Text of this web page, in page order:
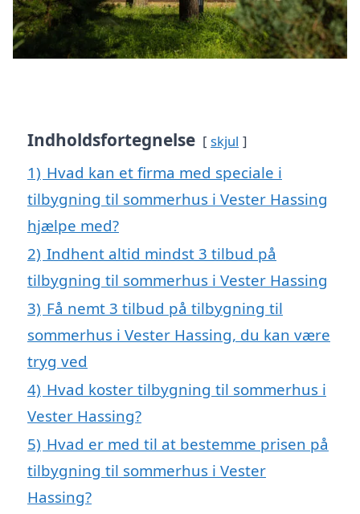
Indholdsfortegnelse skjul
1) Hvad kan et firma med speciale i
tilbygning til sommerhus i Vester Hassing
hjælpe med?
2) Indhent altid mindst 3 tilbud på
tilbygning til sommerhus i Vester Hassing
3) Få nemt 3 tilbud på tilbygning til
sommerhus i Vester Hassing, du kan være
tryg ved
4) Hvad koster tilbygning til sommerhus i
Vester Hassing?
5) Hvad er med til at bestemme prisen på
tilbygning til sommerhus i Vester
Hassing?